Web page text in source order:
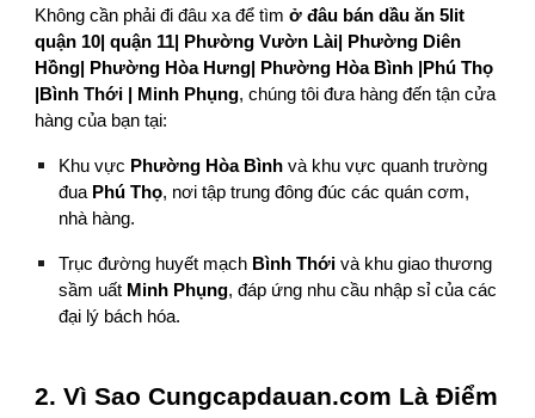
Không cần phải đi đâu xa để tìmở đâu bán dầu ăn 5lit
quận 10| quận 11| Phường Vườn Lài| Phường Diên
Hồng| Phường Hòa Hưng| Phường Hòa Bình |Phú Thọ
|Bình Thới | Minh Phụng, chúng tôi đưa hàng đến tận cửa
hàng của bạn tại:
Khu vực Phường Hòa Bình và khu vực quanh trường
đua Phú Thọ, nơi tập trung đông đúc các quán cơm,
nhà hàng.
Trục đường huyết mạch Bình Thới và khu giao thương
sầm uất Minh Phụng, đáp ứng nhu cầu nhập sỉ của các
đại lý bách hóa.
2. Vì Sao Cungcapdauan.com Là Điểm